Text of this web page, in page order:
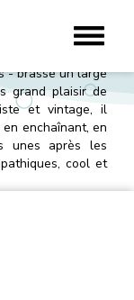
soul, le jazz, en
- brasse un large
grand plaisir de
et vintage, il
enchaînant, en
unes après les
cool et